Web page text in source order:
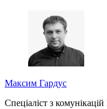
Максим Гардус
Спеціаліст з